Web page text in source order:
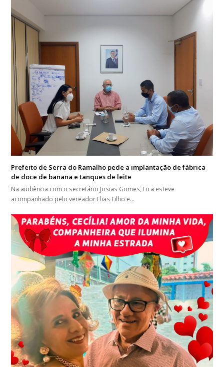
Prefeito de Serra do Ramalho pede a implantação de fábrica
de doce de banana e tanques de leite
Na audiência com o secretário Josias Gomes, Lica esteve
acompanhado pelo vereador Elias Filho e…